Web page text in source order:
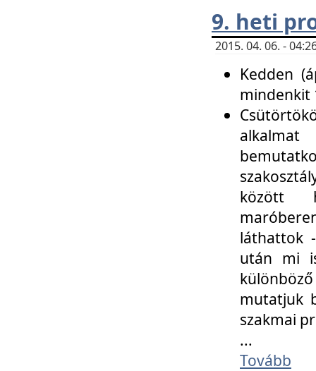
9. heti
2015. 04. 06. -
Kedden
mindenkit
között
láthattok
után mi
mutatjuk
szakmai
...
Tovább